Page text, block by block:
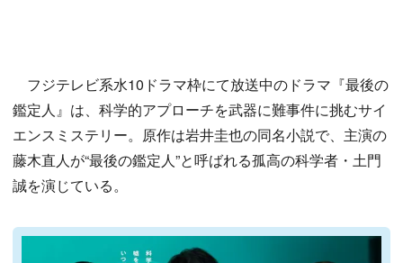
フジテレビ系水10ドラマ枠にて放送中のドラマ『最後の
鑑定人』は、科学的アプローチを武器に難事件に挑むサイ
エンスミステリー。原作は岩井圭也の同名小説で、主演の
藤木直人が“最後の鑑定人”と呼ばれる孤高の科学者・土門
誠を演じている。